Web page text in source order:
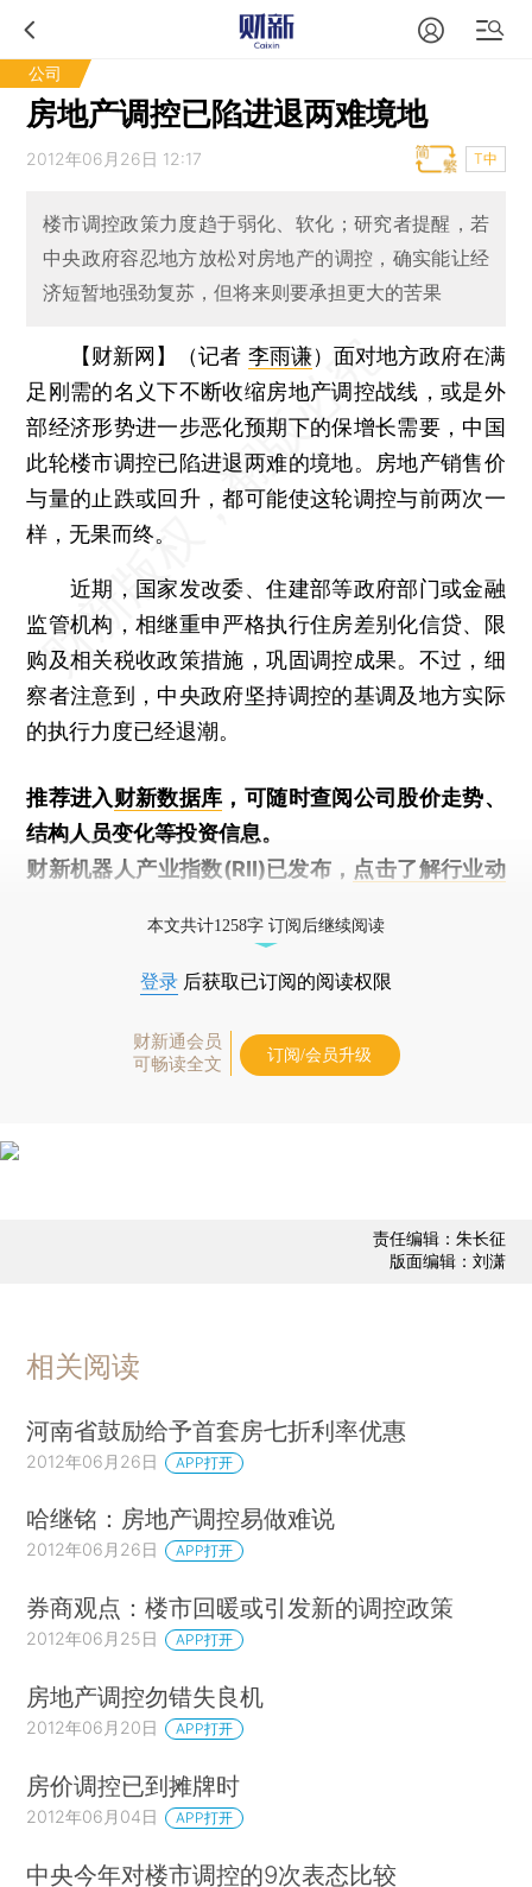
公司
房地产调控已陷进退两难境地
2012年06月26日 12:17 T中
楼市调控政策力度趋于弱化、软化；研究者提醒，若
中央政府容忍地方放松对房地产的调控，确实能让经
济短暂地强劲复苏，但将来则要承担更大的苦果
【财新网】（记者 李雨谦） 面对地方政府在满
足刚需的名义下不断收缩房地产调控战线，或是外
部经济形势进一步恶化预期下的保增长需要，中国
此轮楼市调控已陷进退两难的境地。房地产销售价
与量的止跌或回升，都可能使这轮调控与前两次一
样，无果而终。
近期，国家发改委、住建部等政府部门或金融
监管机构，相继重申严格执行住房差别化信贷、限
购及相关税收政策措施，巩固调控成果。不过，细
察者注意到，中央政府坚持调控的基调及地方实际
的执行力度已经退潮。
推荐进入财新数据库 ，可随时查阅公司股价走势、
结构人员变化等投资信息。
财新机器人产业指数(RII)已发布， 点击了解行业动
本文共计1258字 订阅后继续阅读
登录 后获取已订阅的阅读权限
财新通会员
可畅读全文
订阅/会员升级
责任编辑：朱长征
版面编辑：刘潇
相关阅读
河南省鼓励给予首套房七折利率优惠
2012年06月26日 APP打开
哈继铭：房地产调控易做难说
2012年06月26日 APP打开
券商观点：楼市回暖或引发新的调控政策
2012年06月25日 APP打开
房地产调控勿错失良机
2012年06月20日 APP打开
房价调控已到摊牌时
2012年06月04日 APP打开
中央今年对楼市调控的9次表态比较